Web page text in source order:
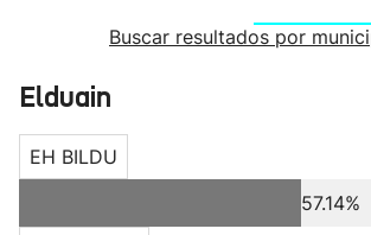
Buscar resultados por
Elduain
EH BILDU
57.14%